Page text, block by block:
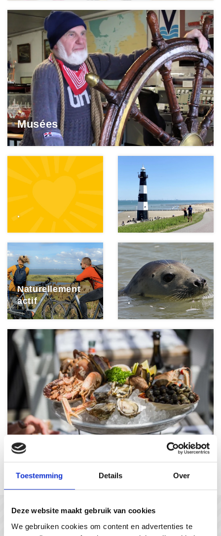
Toestemming Details Over
Deze website maakt gebruik van cookies
We gebruiken cookies om content en advertenties te
Musées
. .
Naturellement
actif
.
Les plaisirs gourmands
In gesprek met...
#gastvrijzeeuwsvlaanderen